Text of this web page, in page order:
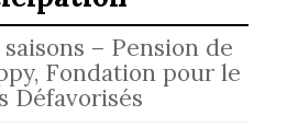
– Pension de
Fondation pour le
Défavorisés